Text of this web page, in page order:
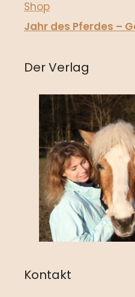
Shop
Jahr des Pferdes –
Der Verlag
Kontakt